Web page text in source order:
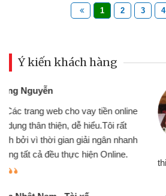
1 2 3 4
Ý kiến khách hàng
Mình cần tiền
chiếc xe wave
gói vay tiền bằng
cần gặp mặt nên
thiệu cho bạn bè biết
Cấn Văn Lực -